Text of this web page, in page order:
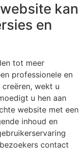
kan
en
tot meer
professionele en
wekt u
u hen aan
website met een
inhoud en
contact